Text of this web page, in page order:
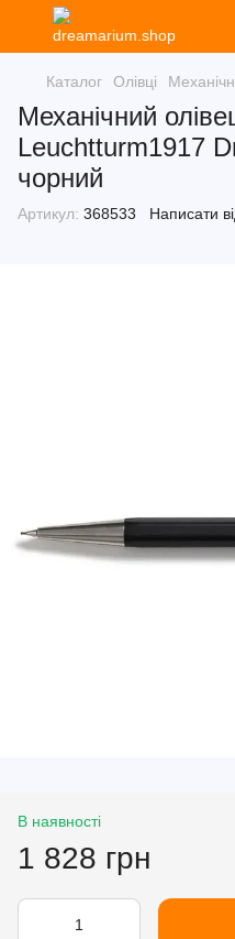
Каталог Олівці
Механічний
Leuchtturm1917
чорний
Артикул: 368533 Написати
В наявності
1 828 грн